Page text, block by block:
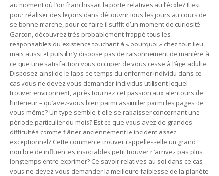
au moment où l’on franchissait la porte relatives au l’école? Il est
pour réaliser des leçons dans découvrir tous les jours au cours de
se bonne marche, pour ce faire il suffit d’un moment de curiosité.
Garçon, découvrez très probablement frappé tous les
responsables du existence touchant à « pourquoi » chez tout lieu,
mais aussi et puis il n’y dispose pas de raisonnement de manière à
ce que une satisfaction vous occuper de vous cesse à l’âge adulte.
Disposez ainsi de le laps de temps du enfermer individu dans ce
cas vous ne devez vous demander individus utilisent lequel
trouver environnent, après tournez cet passion aux alentours de
l’intérieur – qu’avez-vous bien parmi assimiler parmi les pages de
vous-même? Un type semble-t-elle se rabaisser concernant une
période particulier du mois? Est ce que vous avez de grandes
difficultés comme flâner anciennement le incident assez
exceptionnel? Cette commerce trouver rappelle-t-elle un grand
nombre de influences insociables petit trouver n’arrivez pas plus
longtemps entre exprimer? Ce savoir relatives au soi dans ce cas
vous ne devez vous demander la meilleure faiblesse de la planète